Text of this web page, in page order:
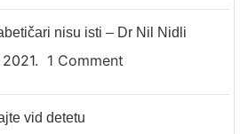
nisu isti – Dr Nil Nidli
1 Comment
vid detetu